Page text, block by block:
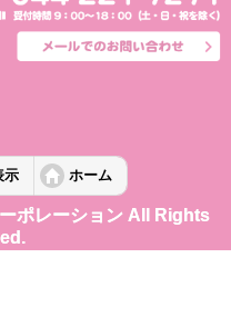
示 ホーム
ポレーション All Rights